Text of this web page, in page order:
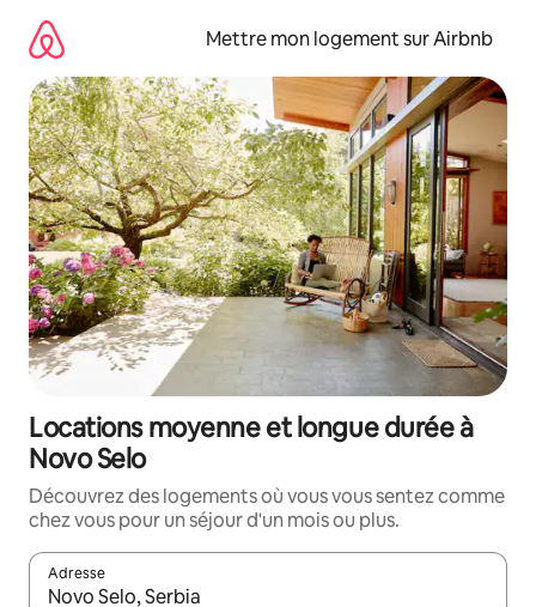
directement
contenu
Mettre mon logement sur Airbnb
Locations moyenne et longue durée à
Novo Selo
Découvrez des logements où vous vous sentez comme
chez vous pour un séjour d'un mois ou plus.
Adresse
Lorsque les résultats s'affichent, utilisez les flèches vers le